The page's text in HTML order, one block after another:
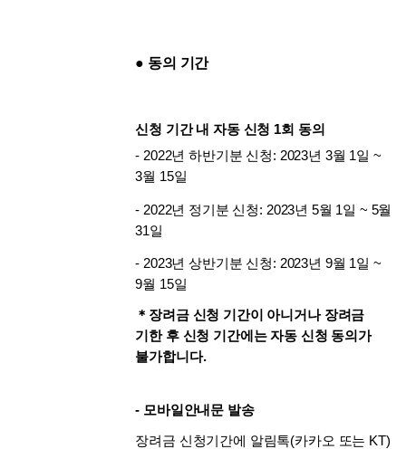
● 동의 기간
신청 기간 내 자동 신청 1회 동의
- 2022년 하반기분 신청: 2023년 3월 1일 ~
3월 15일
- 2022년 정기분 신청: 2023년 5월 1일 ~ 5월
31일
- 2023년 상반기분 신청: 2023년 9월 1일 ~
9월 15일
＊장려금 신청 기간이 아니거나 장려금
기한 후 신청 기간에는 자동 신청 동의가
불가합니다.
- 모바일안내문 발송
장려금 신청기간에 알림톡(카카오 또는 KT)